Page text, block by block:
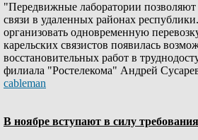
"Передвижные лаборатории позволяют
связи в удаленных районах
организовать одновременную
карельских связистов появилась
восстановительных работ в
филиала "Ростелекома" Андрей
cableman
В ноябре вступают в силу